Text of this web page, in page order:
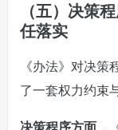
（五）决策
任落实
《办法》对决
了一套权力约束